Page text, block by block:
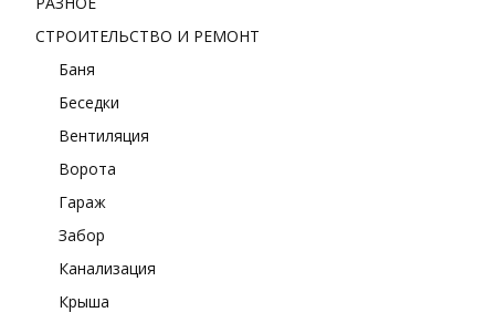
СТРОИТЕЛЬСТВО И РЕМОНТ
Баня
Беседки
Вентиляция
Ворота
Гараж
Забор
Канализация
Крыша